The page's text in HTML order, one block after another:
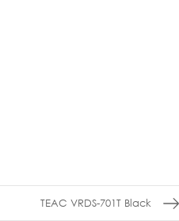
TEAC VRDS-701T Black